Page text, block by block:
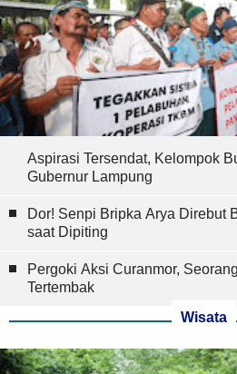
Aspirasi Tersendat, Kelompok
Gubernur Lampung
Dor! Senpi Bripka Arya Direbut
saat Dipiting
Pergoki Aksi Curanmor,
Tertembak
Wisata